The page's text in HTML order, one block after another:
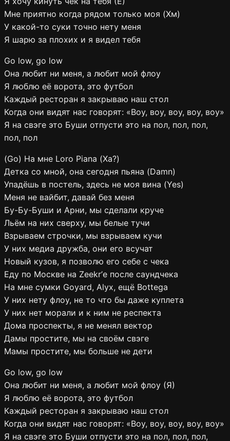
Мне приятно когда рядом только моя (Хм)
У какой-то суки точно нету меня
Я шарю за плохих и я видел тебя
Go low, go low
Она любит ни меня, а любит мой флоу
Я люблю её ворота, это футбол
Каждый ресторан я закрываю наш стол
Когда они видят нас говорят: «Воу, воу, воу, воу, воу»
Я на свэге это Буши отпусти это на пол, пол, пол,
пол, пол
(Go) На мне Loro Piana (Ха?)
Детка со мной, она сегодня пьяна (Damn)
Упадёшь в постель, здесь не моя вина (Yes)
Меня не вайбит, давай без меня
Бу-Бу-Буши и Арни, мы сделали круче
Льём на них сверху, мы белые тучи
Взрываем строчки, мы взрываем кучи
У них медиа дружба, они его всучат
Новый кузов, я позволю его себе с чека
Еду по Москве на Zeekr’е после саундчека
На мне сумки Goyard, Alyx, ещё Bottega
У них нету флоу, не то что бы даже куплета
У них нет морали и к ним не респекта
Дома проспекты, я не менял вектор
Дамы простите, мы на своём свэге
Мамы простите, мы больше не дети
Go low, go low
Она любит ни меня, а любит мой флоу (Я)
Я люблю её ворота, это футбол
Каждый ресторан я закрываю наш стол
Когда они видят нас говорят: «Воу, воу, воу, воу, воу»
Я на свэге это Буши отпусти это на пол, пол, пол,